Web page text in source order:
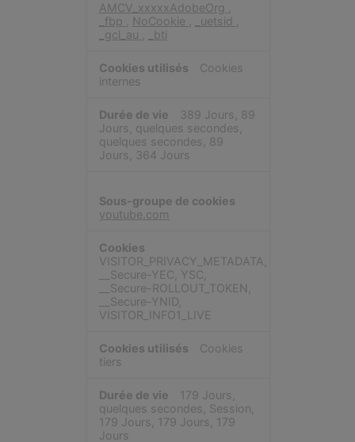
AMCV_xxxxxAdobeOrg
_fbp
NoCookie _uetsid
_gcl_au
_bti
Cookies
internes
389 Jours, 89
Jours, quelques secondes,
quelques secondes, 89
Jours, 364 Jours
youtube.com
VISITOR_PRIVACY_METADATA,
__Secure-YEC, YSC,
__Secure-ROLLOUT_TOKEN,
__Secure-YNID,
VISITOR_INFO1_LIVE
Cookies
tiers
179 Jours,
quelques secondes, Session,
179 Jours, 179 Jours, 179
Jours